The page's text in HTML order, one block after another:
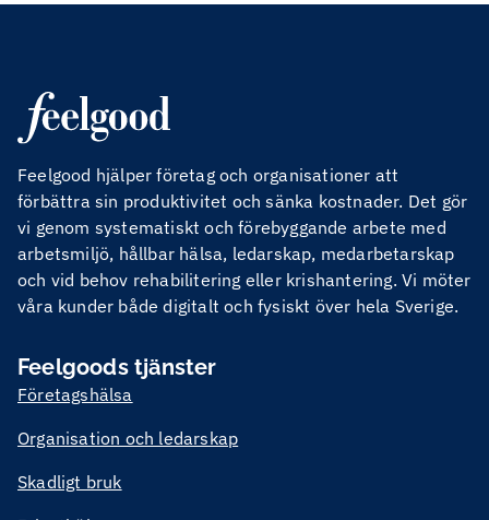
Feelgood hjälper företag och organisationer att
förbättra sin produktivitet och sänka kostnader. Det gör
vi genom systematiskt och förebyggande arbete med
arbetsmiljö, hållbar hälsa, ledarskap, medarbetarskap
och vid behov rehabilitering eller krishantering. Vi möter
våra kunder både digitalt och fysiskt över hela Sverige.
Feelgoods tjänster
Företagshälsa
Organisation och ledarskap
Skadligt bruk